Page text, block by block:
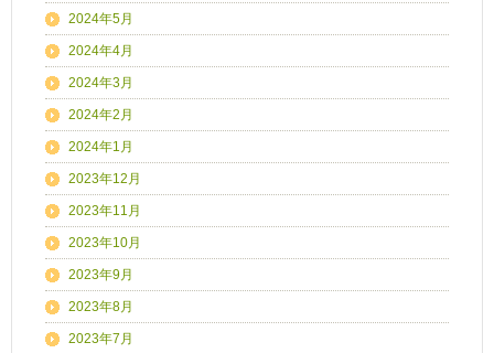
2024年5月
2024年4月
2024年3月
2024年2月
2024年1月
2023年12月
2023年11月
2023年10月
2023年9月
2023年8月
2023年7月